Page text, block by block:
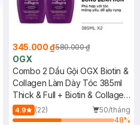
345.000 ₫580.000 ₫
OGX
Combo 2 Dầu Gội OGX Biotin &
Collagen Làm Dày Tóc 385ml
Thick & Full + Biotin & Collagen
Shampoo
4.9 (22)
50/tháng
48%